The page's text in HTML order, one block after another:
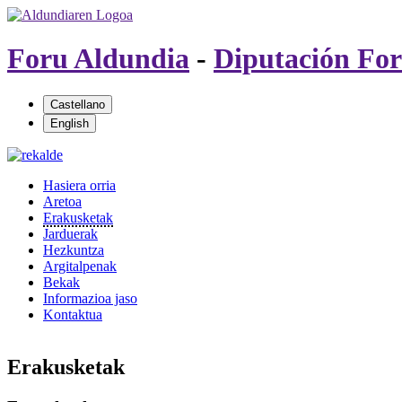
Foru Aldundia - Diputación
Hasiera orria
Aretoa
Erakusketak
Jarduerak
Hezkuntza
Argitalpenak
Bekak
Informazioa jaso
Kontaktua
Erakusketak